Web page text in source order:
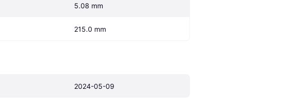
5.08 mm
215.0 mm
2024-05-09